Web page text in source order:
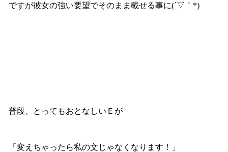
ですが彼女の強い要望でそのまま載せる事に(´▽｀*)
普段、とってもおとなしいＥが
「変えちゃったら私の文じゃなくなります！」